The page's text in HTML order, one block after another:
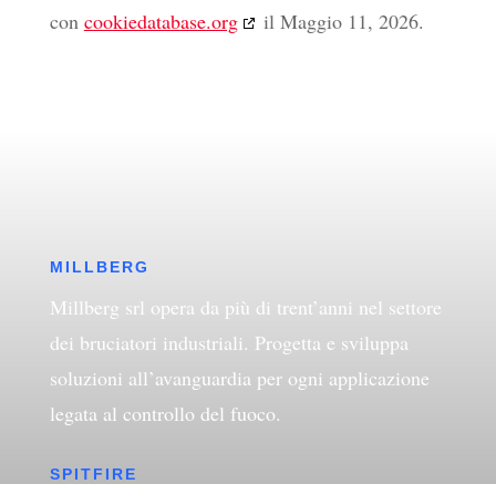
con cookiedatabase.org il Maggio 11, 2026.
MILLBERG
Millberg srl opera da più di trent’anni nel settore
dei bruciatori industriali. Progetta e sviluppa
soluzioni all’avanguardia per ogni applicazione
legata al controllo del fuoco.
SPITFIRE